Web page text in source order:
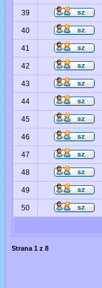
39
40
41
42
43
44
45
46
47
48
49
50
Strana 1 z 8